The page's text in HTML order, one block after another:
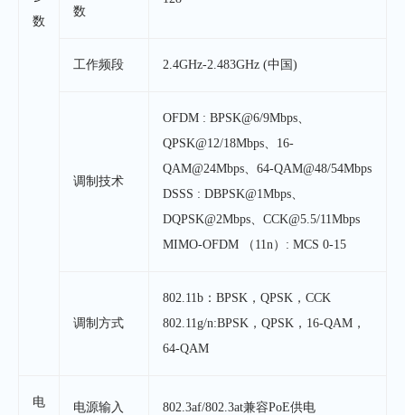
数
数
工作频段 2.4GHz-2.483GHz (中国)
调制技术
OFDM : BPSK@6/9Mbps、
QPSK@12/18Mbps、16-
QAM@24Mbps、64-QAM@48/54Mbps
DSSS : DBPSK@1Mbps、
DQPSK@2Mbps、CCK@5.5/11Mbps
MIMO-OFDM （11n）: MCS 0-15
调制方式
802.11b：BPSK，QPSK，CCK
802.11g/n:BPSK，QPSK，16-QAM，
64-QAM
电
电源输入 802.3af/802.3at兼容PoE供电